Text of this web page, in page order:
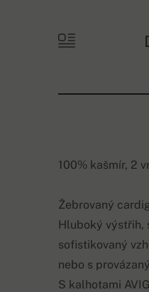
100% kašmír, 2
Žebrovaný
Hluboký výstřih,
sofistikovaný
nebo s
S kalhotami